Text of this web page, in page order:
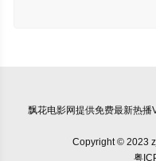
飘花电影网提供免费最新热播
Copyright © 2023
粤